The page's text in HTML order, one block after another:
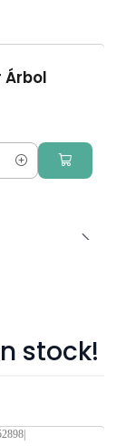
Árbol
stock!
|